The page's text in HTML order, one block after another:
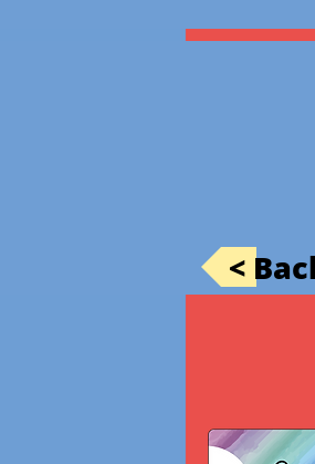
<